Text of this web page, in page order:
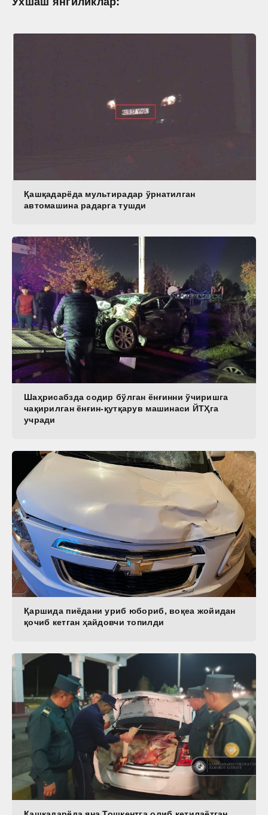
Қашқадарёда мультирадар ўрнатилган
автомашина радарга тушди
Шаҳрисабзда содир бўлган ёнғинни ўчиришга
чақирилган ёнғин-қутқарув машинаси ЙТҲга
учради
Қаршида пиёдани уриб юбориб, воқеа жойидан
қочиб кетган ҳайдовчи топилди